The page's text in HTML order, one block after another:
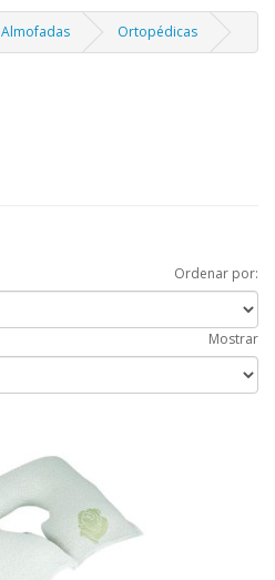
Almofadas Ortopédicas
Ordenar por:
Mostrar